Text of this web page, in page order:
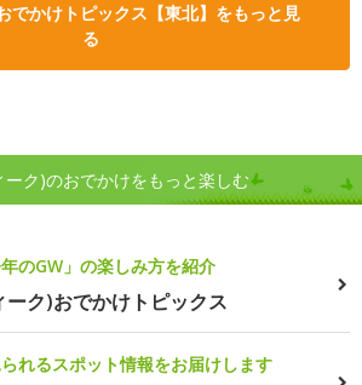
でかけトピックス【東北】をもっと見
る
ーク)のおでかけをもっと楽しむ
のGW」の楽しみ方を紹介
ク)おでかけトピックス
れるスポット情報をお届けします